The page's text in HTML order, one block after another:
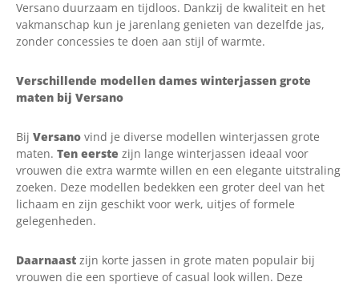
Versano duurzaam en tijdloos. Dankzij de kwaliteit en het
vakmanschap kun je jarenlang genieten van dezelfde jas,
zonder concessies te doen aan stijl of warmte.
Verschillende modellen dames winterjassen grote
maten bij Versano
Bij Versano vind je diverse modellen winterjassen grote
maten. Ten eerste zijn lange winterjassen ideaal voor
vrouwen die extra warmte willen en een elegante uitstraling
zoeken. Deze modellen bedekken een groter deel van het
lichaam en zijn geschikt voor werk, uitjes of formele
gelegenheden.
Daarnaast zijn korte jassen in grote maten populair bij
vrouwen die een sportieve of casual look willen. Deze